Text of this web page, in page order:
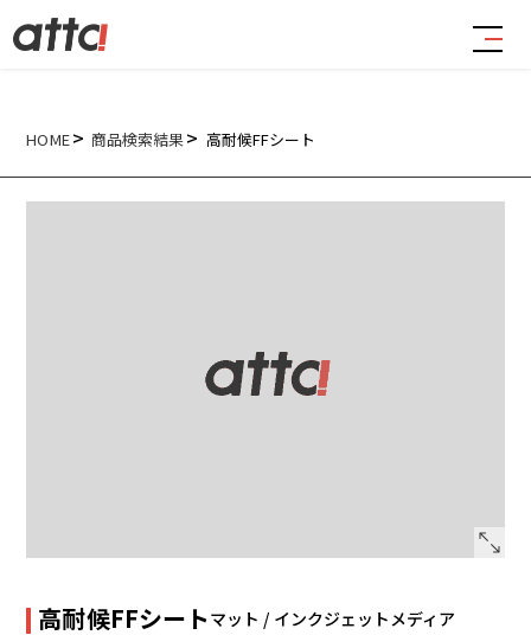
HOME 商品検索結果 高耐候FFシート
高耐候FFシート マット / インクジェットメディア